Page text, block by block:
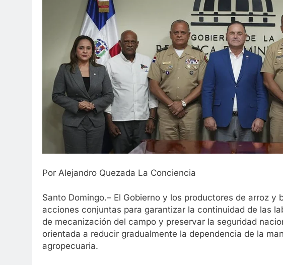
Por Alejandro Quezada La Conciencia
Santo Domingo.– El Gobierno y los productores de arroz y
acciones conjuntas para garantizar la continuidad de las
de mecanización del campo y preservar la seguridad
orientada a reducir gradualmente la dependencia de la
agropecuaria.